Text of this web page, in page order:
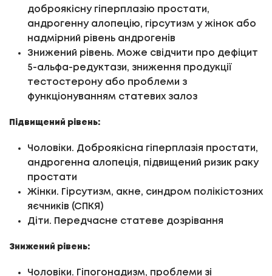
доброякісну гіперплазію простати,
андрогенну алопецію, гірсутизм у жінок або
надмірний рівень андрогенів
Знижений рівень. Може свідчити про дефіцит
5-альфа-редуктази, зниження продукції
тестостерону або проблеми з
функціонуванням статевих залоз
Підвищений рівень:
Чоловіки. Доброякісна гіперплазія простати,
андрогенна алопеція, підвищений ризик раку
простати
Жінки. Гірсутизм, акне, синдром полікістозних
яєчників (СПКЯ)
Діти. Передчасне статеве дозрівання
Знижений рівень:
Чоловіки. Гіпогонадизм, проблеми зі